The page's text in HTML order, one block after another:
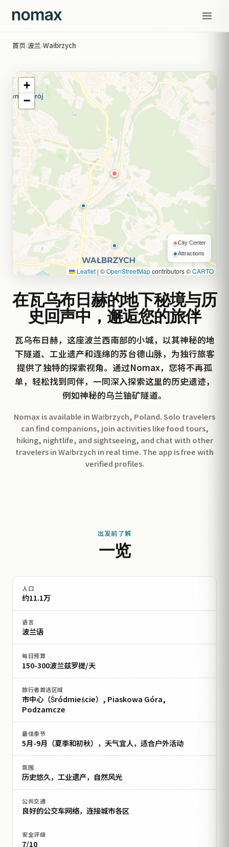
首页›波兰›Wałbrzych
在瓦乌布日赫的地下秘境与历
史回声中，邂逅您的旅伴
瓦乌布日赫，这座波兰西南部的小城，以其神秘的地
下隧道、工业遗产和连绵的苏台德山脉，为独行旅客
提供了独特的探索视角。通过Nomax，您将不再孤
单，轻松找到同伴，一同深入探索这里的历史遗迹，
例如神秘的乌兰铀矿隧道。
Nomax is available in Wałbrzych, Poland. Solo travelers
can find companions, join activities like food tours,
hiking, nightlife, and sightseeing, and chat with other
travelers in Wałbrzych in real time. The app is free with
verified profiles.
+
−
City Center
Attractions
Leaflet | ©OpenStreetMapcontributors ©CARTO
出发前了解
一览
人口
约11.1万
语言
波兰语
每日预算
150-300波兰兹罗提/天
旅行者首选区域
市中心（Śródmieście）, Piaskowa Góra,
Podzamcze
最佳季节
5月-9月（夏季和初秋），天气宜人，适合户外活动
氛围
历史悠久，工业遗产，自然风光
公共交通
良好的公交车网络，连接城市各区
安全评级
7/10